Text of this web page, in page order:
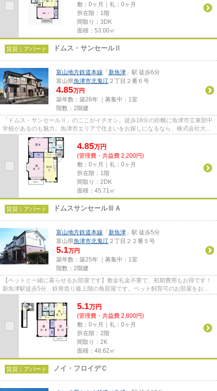
敷：0ヶ月｜礼：0ヶ月
所在階：1階
間取り：3DK
面積：53.00㎡
賃貸｜アパート ドムス・サンセールⅡ
富山地方鉄道本線 「 新魚津 」駅 徒歩6分
富山県魚津市北鬼江 ２丁目２番６号
4.85万円
築年数：築26年 ｜募集中： 1室
階数：2階建
「ドムス・サンセールⅡ」のここがイチオシ。徒歩18分の距離に魚津市立東部中
学校があるのも魅力。魚津市エリアで住まいをお探しになるなら、株式会社大城
不動産にご連絡下さい。問い合...
4.85万円
(管理費・共益費 2,200円)
敷：0ヶ月｜礼：0ヶ月
所在階：1階
間取り：2DK
面積：45.71㎡
賃貸｜アパート ドムスサンセールⅢＡ
富山地方鉄道本線 「 新魚津 」駅 徒歩5分
富山県魚津市北鬼江 ２丁目２２番５号
5.1万円
築年数：築25年 ｜募集中： 1室
階数：2階建
【ペットと一緒に暮らせるお部屋です】敷金礼金不要で、初期費用もお得です！
新魚津駅徒歩5分、鉄骨造り最上階の角部屋です。ペット飼育可のお部屋をおさ
5.1万円
(管理費・共益費 2,800円)
敷：0ヶ月｜礼：0ヶ月
所在階：2階
間取り：2K
面積：48.62㎡
賃貸｜アパート ノイ・フロイデＣ